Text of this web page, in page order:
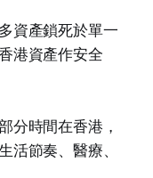
資產鎖死於單一
港資產作安全
分時間在香港，
活節奏、醫療、